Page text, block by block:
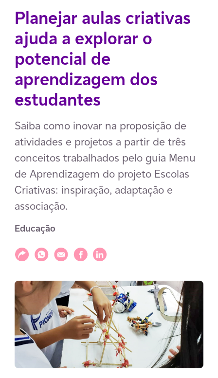
Planejar aulas criativas
ajuda a explorar o
potencial de
aprendizagem dos
estudantes
Saiba como inovar na proposição de
atividades e projetos a partir de três
conceitos trabalhados pelo guia Menu
de Aprendizagem do projeto Escolas
Criativas: inspiração, adaptação e
associação.
Educação
Compartilhar
Compartilhar via WhatsApp
Compartilhar via E-mail
Compartilhar via Facebook
Compartilhar via LinkedIn